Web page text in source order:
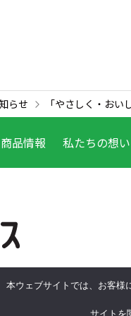
らせ 「やさしく・お
商品情報 私たちの想い
Co. Ltd.All rights
本ウェブサイトでは、お客様
サイトを